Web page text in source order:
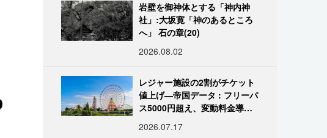
岩壁を御神体とする「神内神
社」:大坂寛「神のあるところ
へ」 石の章(20)
2026.08.02
レジャー施設の2割がチケット
値上げ―帝国データ : フリーパ
ス5000円超え、変動料金導入
2026.07.17